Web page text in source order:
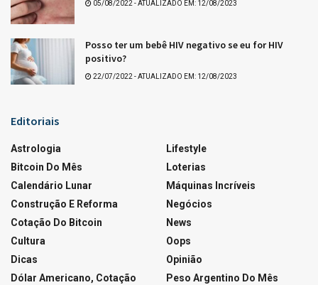
05/08/2022 - ATUALIZADO EM: 12/08/2023
Posso ter um bebê HIV negativo se eu for HIV
positivo?
22/07/2022 - ATUALIZADO EM: 12/08/2023
Editoriais
Astrologia
Bitcoin Do Mês
Calendário Lunar
Construção E Reforma
Cotação Do Bitcoin
Cultura
Dicas
Dólar Americano, Cotação
Lifestyle
Loterias
Máquinas Incríveis
Negócios
News
Oops
Opinião
Peso Argentino Do Mês